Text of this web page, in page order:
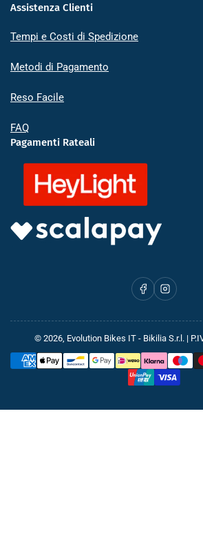
Assistenza Clienti
Tempi e Costi di Spedizione
Metodi di Pagamento
Reso Facile
FAQ
Pagamenti Rateali
Facebook
© 2026, Evolution Bikes IT - Bikilia S.r.l. |
Metodi
di
pagamento